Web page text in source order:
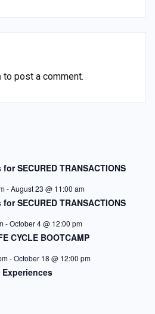
to post a comment.
SECURED TRANSACTIONS
-August 23 @ 11:00 am
SECURED TRANSACTIONS
-October 4 @ 12:00 pm
CYCLE BOOTCAMP
-October 18 @ 12:00 pm